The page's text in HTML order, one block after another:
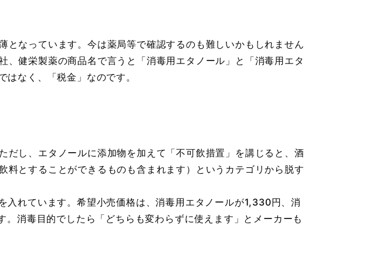
なっています。今は薬局等で確認するのも難しいかもしれません
健栄製薬の商品名で言うと「消毒用エタノール」と「消毒用エタ
なく、「税金」なのです。
し、エタノールに添加物を加えて「不可飲措置」を講じると、酒
とすることができるものも含まれます）というカテゴリから脱す
れています。希望小売価格は、消毒用エタノールが1,330円、消
消毒目的でしたら「どちらも変わらずに使えます」とメーカーも